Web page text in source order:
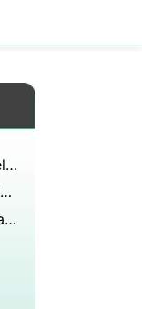
Hvordan du kan maksimere fordelene med en Jenny Craig Medlemskap
Hvordan ser en kjole i størrelse 24 ut på kvinner?
Hvordan kjøpe Jenny Craig prepackaged måltider